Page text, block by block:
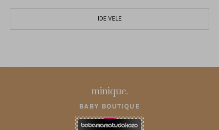
IDE VELE
minique.
BABY BOUTIQUE